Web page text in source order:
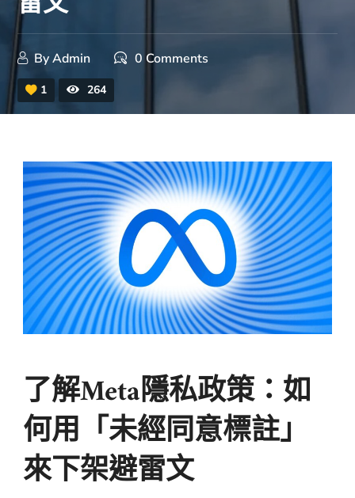
ByAdmin 0 Comments
1 264
了解Meta隱私政策：如
何用「未經同意標註」
來下架避雷文